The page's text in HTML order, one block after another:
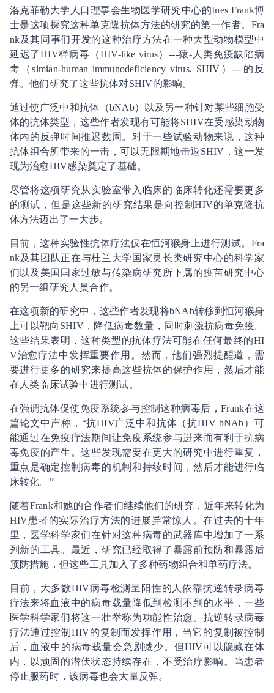
洛克菲勒大学人口理事会生物医学研究中心的Ines Frank博
士是这项探究这种单克隆抗体方法的研究的第一作者。Fra
nk及其同事们开发的这种治疗方法在一种大型动物模型中
延迟了HIV样病毒（HIV-like virus）---猿-人类免疫缺陷病
毒（simian-human immunodeficiency virus, SHIV）---的反
弹。他们研究了这些抗体对SHIV的影响。
通过使广泛中和抗体（bNAb）以及另一种针对某些细胞受
体的抗体类型，这些作者发现有可能将SHIV在受感染动物
体内的反弹时间推迟数周。对于一些试验动物来说，这种
抗体组合所带来的一击，可以无限期地击退SHIV，这一发
现为治愈HIV感染奠定了基础。
尽管将这项研究从实验室带入临床的临床转化还需要更多
的测试，但是这些新的研究结果是向控制HIV的单克隆抗
体方法迈出了一大步。
目前，这种实验性抗体疗法仅在恒河猴身上进行测试。Fra
nk及其团队正在与杜兰大学国家灵长类研究中心的科学家
们以及美国国家过敏与传染病研究所下属的疫苗研究中心
的另一组研究人员合作。
在这项新的研究中，这些作者发现将bNAb转移到恒河猴身
上可以靶向SHIV，降低病毒数量，同时刺激抗病毒免疫。
这些结果表明，这种类型的抗体疗法可能在任何最终的HI
V治愈疗法中发挥重要作用。然而，他们强烈提醒道，需
要进行更多的研究来提高这些抗体的保护作用，然后才能
在人类临床试验中进行测试。
在强调抗体促使免疫系统参与控制这种病毒后，Frank在这
篇论文中声称，“抗HIV广泛中和抗体（抗HIV bNAb）可
能通过在免疫疗法期间让免疫系统参与进来而有利于抗病
毒免疫的产生。这些发现需要在更大的研究中进行重复，
重点是确定控制病毒的机制和持续时间，然后才能进行临
床转化。”
随着Frank和她的合作者们继续他们的研究，近年来转化为
HIV患者的实际治疗方法的进展异常惊人。在过去的十年
里，医学科学家们在针对这种病毒的武器库中增加了一系
列新的工具。最近，研究已经取得了暴露前预防和暴露后
预防措施，但这些工具加入了多种药物组合和单药疗法。
目前，大多数HIV病毒检测呈阳性的人依靠抗逆转录病毒
疗法来将血液中的病毒载量降低到检测不到的水平，一些
医学科学家们将这一壮举称为功能性治愈。抗逆转录病毒
疗法通过控制HIV的复制而发挥作用，当它的复制被控制
后，血液中的病毒载量会急剧减少。但HIV可以隐藏在体
内，以顽固的潜伏状态持续存在，不受治疗影响。当患者
停止服药时，该病毒也会大量反弹。